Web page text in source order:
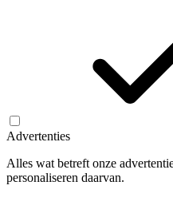
Advertenties
Alles wat betreft onze
personaliseren daarvan.